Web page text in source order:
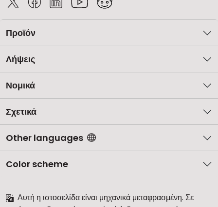
Προϊόν
Λήψεις
Νομικά
Σχετικά
Other languages
Color scheme
Αυτή η ιστοσελίδα είναι μηχανικά μεταφρασμένη. Σε